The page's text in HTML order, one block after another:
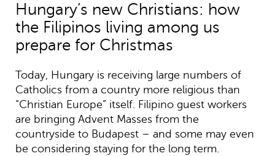
Hungary’s new Christians: how
the Filipinos living among us
prepare for Christmas
Today, Hungary is receiving large numbers of
Catholics from a country more religious than
“Christian Europe” itself. Filipino guest workers
are bringing Advent Masses from the
countryside to Budapest – and some may even
be considering staying for the long term.